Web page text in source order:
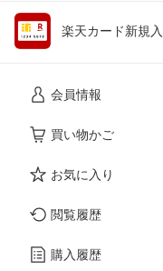
楽天カード新規
会員情報
買い物かご
お気に入り
閲覧履歴
購入履歴